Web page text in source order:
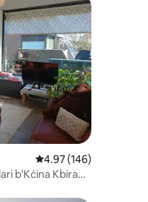
numru ta' reviews: 103
tal-klijenti
Rating medju ta' 4.97
4.97 (146)
b'Kċina Kbira